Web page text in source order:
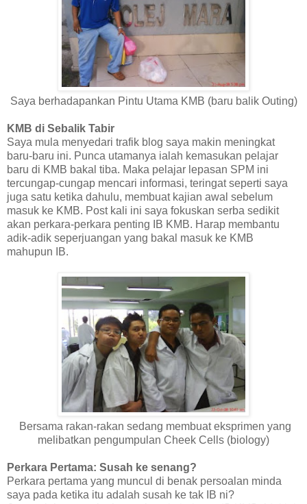
Saya berhadapankan Pintu Utama KMB (baru balik Outing)
KMB di Sebalik Tabir
Saya mula menyedari trafik blog saya makin meningkat
baru-baru ini. Punca utamanya ialah kemasukan pelajar
baru di KMB bakal tiba. Maka pelajar lepasan SPM ini
tercungap-cungap mencari informasi, teringat seperti saya
juga satu ketika dahulu, membuat kajian awal sebelum
masuk ke KMB. Post kali ini saya fokuskan serba sedikit
akan perkara-perkara penting IB KMB. Harap membantu
adik-adik seperjuangan yang bakal masuk ke KMB
mahupun IB.
Bersama rakan-rakan sedang membuat eksprimen yang
melibatkan pengumpulan Cheek Cells (biology)
Perkara Pertama: Susah ke senang?
Perkara pertama yang muncul di benak persoalan minda
saya pada ketika itu adalah susah ke tak IB ni?